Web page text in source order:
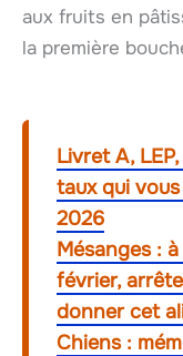
aux fruits en
la première
Livret A,
taux qui
2026
Mésanges :
février,
donner cet
Chiens :